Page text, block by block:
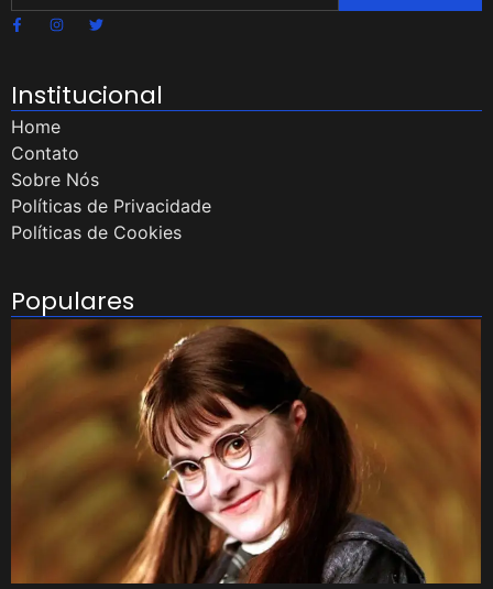
Institucional
Home
Contato
Sobre Nós
Políticas de Privacidade
Políticas de Cookies
Populares